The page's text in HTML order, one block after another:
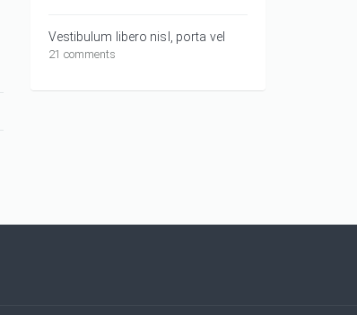
Vestibulum libero nisl, porta vel
21 comments